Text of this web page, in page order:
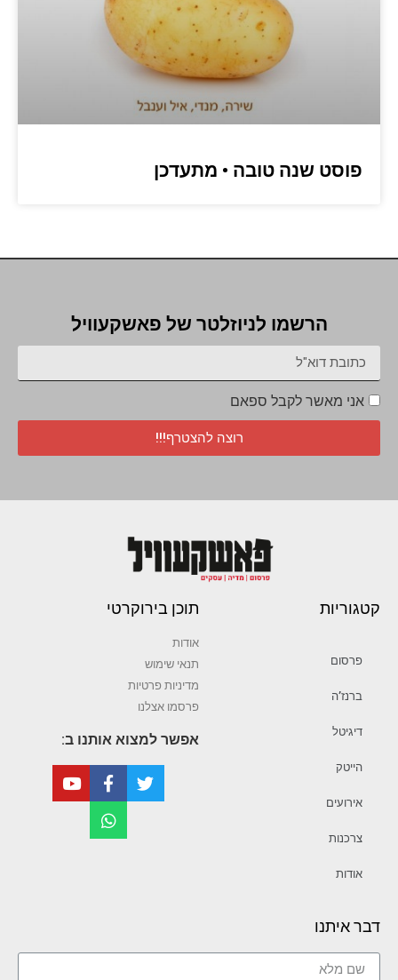
פוסט שנה טובה • מתעדכן
הרשמו לניוזלטר של פאשקעוויל
אני מאשר לקבל ספאם
רוצה להצטרף!!!
קטגוריות
פרסום
ברנז’ה
דיגיטל
הייטק
אירועים
צרכנות
אודות
תוכן בירוקרטי
אודות
תנאי שימוש
מדיניות פרטיות
פרסמו אצלנו
אפשר למצוא אותנו ב:
דבר איתנו